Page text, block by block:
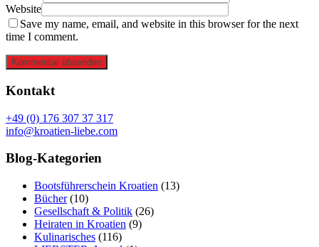
Website
Save my name, email, and website in this browser for the next
time I comment.
Kommentar absenden
Kontakt
+49 (0) 176 307 37 317
info@kroatien-liebe.com
Blog-Kategorien
Bootsführerschein Kroatien (13)
Bücher(10)
Gesellschaft & Politik (26)
Heiraten in Kroatien (9)
Kulinarisches (116)